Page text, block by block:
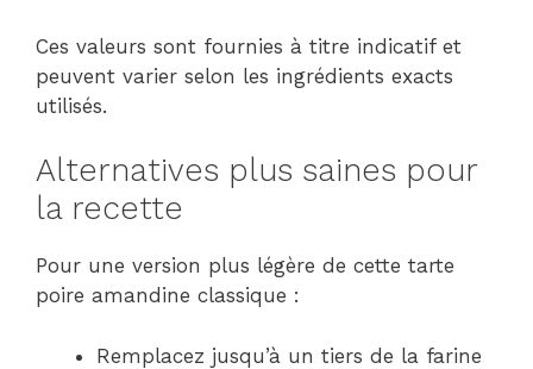
Ces valeurs sont fournies à titre indicatif et
peuvent varier selon les ingrédients exacts
utilisés.
Alternatives plus saines pour
la recette
Pour une version plus légère de cette tarte
poire amandine classique :
Remplacez jusqu’à un tiers de la farine